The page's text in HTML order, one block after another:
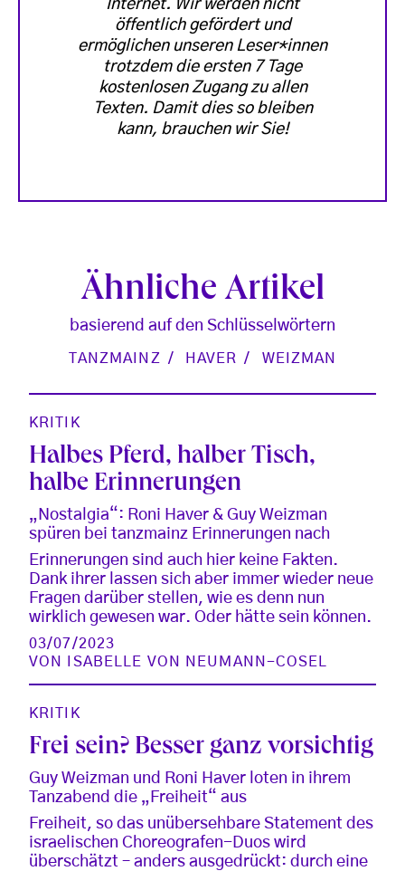
Internet. Wir werden nicht
öffentlich gefördert und
ermöglichen unseren Leser*innen
trotzdem die ersten 7 Tage
kostenlosen Zugang zu allen
Texten. Damit dies so bleiben
kann, brauchen wir Sie!
Ähnliche Artikel
basierend auf den Schlüsselwörtern
TANZMAINZ HAVER WEIZMAN
KRITIK
Halbes Pferd, halber Tisch,
halbe Erinnerungen
„Nostalgia“: Roni Haver & Guy Weizman
spüren bei tanzmainz Erinnerungen nach
Erinnerungen sind auch hier keine Fakten.
Dank ihrer lassen sich aber immer wieder neue
Fragen darüber stellen, wie es denn nun
wirklich gewesen war. Oder hätte sein können.
03/07/2023
VON
ISABELLE VON NEUMANN-COSEL
KRITIK
Frei sein? Besser ganz vorsichtig
Guy Weizman und Roni Haver loten in ihrem
Tanzabend die „Freiheit“ aus
Freiheit, so das unübersehbare Statement des
israelischen Choreografen-Duos wird
überschätzt – anders ausgedrückt: durch eine